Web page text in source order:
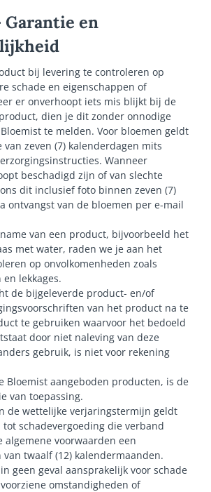
en
bij levering te controleren op
schade en eigenschappen of
er onverhoopt iets mis blijkt bij de
dien je dit zonder onnodige
te melden. Voor bloemen geldt
zeven (7) kalenderdagen mits
Wanneer
beschadigd zijn of van slechte
dit inclusief foto binnen zeven (7)
ontvangst van de bloemen per e-mail
van een product, bijvoorbeeld het
met water, raden we je aan het
op onvolkomenheden zoals
lekkages.
de bijgeleverde product- en/of
van het product na te
te gebruiken waarvoor het bedoeld
door niet naleving van deze
gebruik, is niet voor rekening
Bloemist aangeboden producten, is de
van toepassing.
de wettelijke verjaringstermijn geldt
schadevergoeding die verband
algemene voorwaarden een
twaalf (12) kalendermaanden.
geen geval aansprakelijk voor schade
omstandigheden of